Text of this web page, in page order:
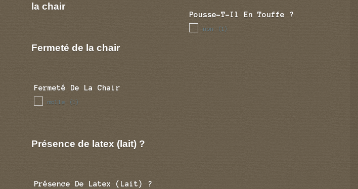
la chair
Fermeté de la chair
Fermeté De La Chair
molle (1)
Présence de latex (lait) ?
Présence De Latex (lait) ?
Pousse-T-Il En Touffe ?
non (1)